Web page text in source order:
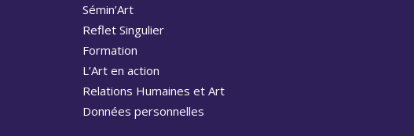
Sémin’Art
Reflet Singulier
Formation
L’Art en action
Relations Humaines et Art
Données personnelles